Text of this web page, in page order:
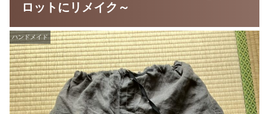
ロットにリメイク～
ハンドメイド